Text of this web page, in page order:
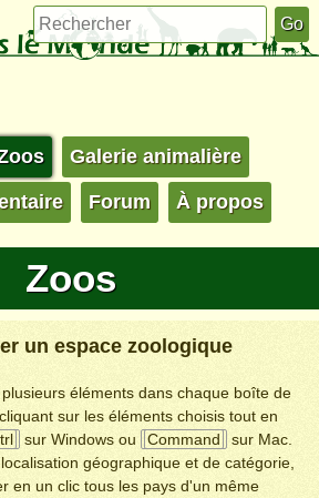
Galerie animalière
Forum À propos
Zoos
un espace zoologique
éléments dans chaque boîte de
sur les éléments choisis tout en
sur Windows ou Command
sur Mac.
géographique et de catégorie,
en un clic tous les pays d'un même